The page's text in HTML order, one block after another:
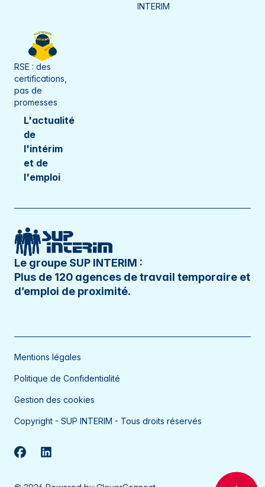
Territoire de Belfort
Val-d'Oise
Vaucluse
Vosges
Yonne
Hénin-Beaumont
Héricourt
Ifs
L'Isle-sur-le-Doubs
La Bassée
Langres
Le Creusot
Le Havre
Le Petit-Quevilly
Lille
Longvic
Lons-le-Saunier
Louhans
Lunéville
Le groupe SUP INTERIM :
Plus de 120 agences de travail temporaire et
d’emploi de proximité.
INTERIM
RSE : des
certifications,
pas de
promesses
L'actualité
de
l'intérim
et de
l'emploi
Mentions légales
Politique de Confidentialité
Gestion des cookies
Copyright - SUP INTERIM - Tous droits réservés